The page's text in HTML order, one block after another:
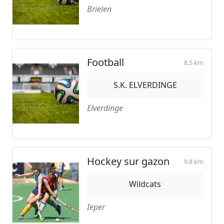
Brielen
Football 8.5 km
S.K. ELVERDINGE
Elverdinge
Hockey sur gazon 9.8 km
Wildcats
Ieper